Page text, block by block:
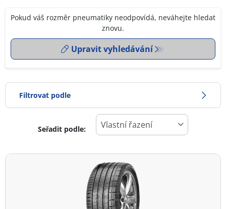
Pokud váš rozměr pneumatiky neodpovídá, neváhejte hledat
znovu.
Upravit vyhledávání
Filtrovat podle
Všechny typy (14)
Seřadit podle: